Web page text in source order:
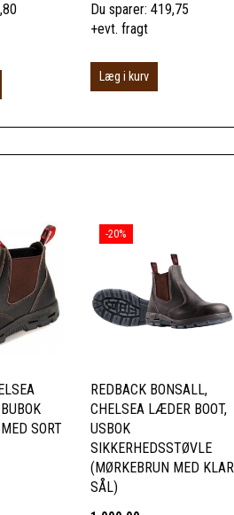
Du sparer: 419,75
+evt. fragt
Læg i kurv
SORT
-20%
REDBACK BONSALL,
CHELSEA LÆDER BOOT,
USBOK
SIKKERHEDSSTØVLE
(MØRKEBRUN MED KLAR
SÅL)